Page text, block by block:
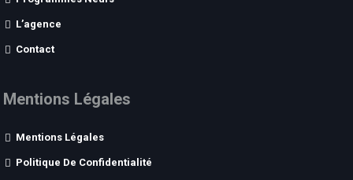
L’agence
Contact
Mentions Légales
Mentions Légales
Politique De Confidentialité